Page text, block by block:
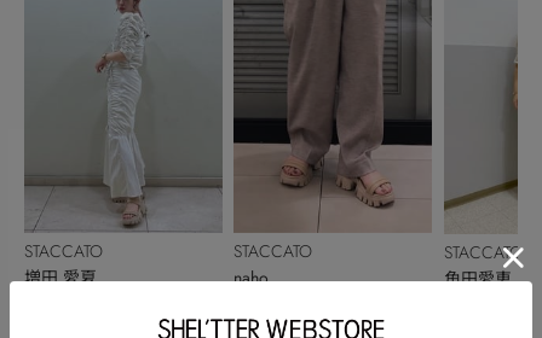
STACCATO
増田 愛夏
STACCATO
naho
STACCATO
角田愛恵